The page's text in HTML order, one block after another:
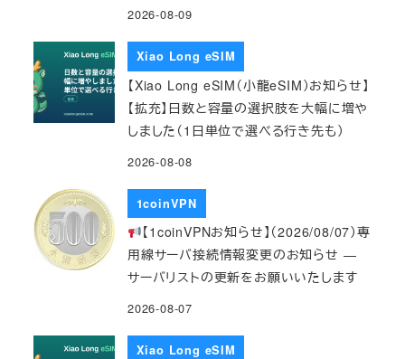
2026-08-09
Xiao Long eSIM
【Xiao Long eSIM（小龍eSIM）お知らせ】
【拡充】日数と容量の選択肢を大幅に増や
しました（1日単位で選べる行き先も）
2026-08-08
1coinVPN
【1coinVPNお知らせ】（2026/08/07）専
用線サーバ接続情報変更のお知らせ ―
サーバリストの更新をお願いいたします
2026-08-07
Xiao Long eSIM